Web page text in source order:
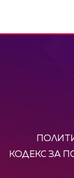
КОДЕКС ЗА